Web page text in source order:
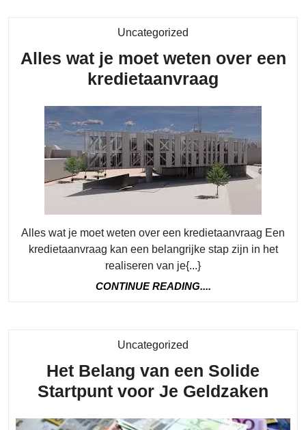
Uncategorized
Alles wat je moet weten over een
kredietaanvraag
moet
weten
over
een
Alles wat je moet weten over een kredietaanvraag Een
kredietaanvraag kan een belangrijke stap zijn in het
realiseren van je{...}
CONTINUE READING....
Uncategorized
Het Belang van een Solide
Startpunt voor Je Geldzaken